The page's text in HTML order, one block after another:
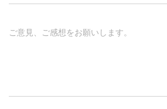
ご意見、ご感想をお願いします。